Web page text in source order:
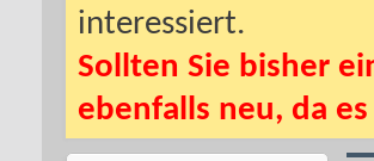
interessiert.
Sollten Sie bisher
ebenfalls neu, da